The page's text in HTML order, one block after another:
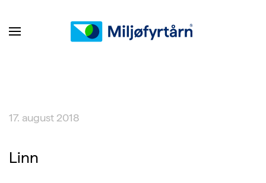
17. august 2018
Linn